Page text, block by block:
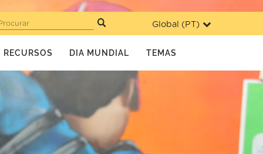
Global (PT)
RECURSOS DIA MUNDIAL TEMAS